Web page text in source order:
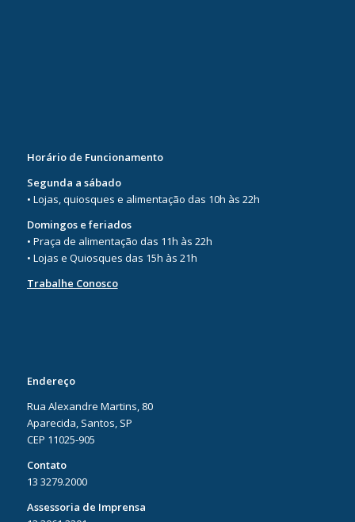
Horário de Funcionamento
Segunda a sábado
• Lojas, quiosques e alimentação das 10h às 22h
Domingos e feriados
• Praça de alimentação das 11h às 22h
• Lojas e Quiosques das 15h às 21h
Trabalhe Conosco
Endereço
Rua Alexandre Martins, 80
Aparecida, Santos, SP
CEP 11025-905
Contato
13 3279.2000
Assessoria de Imprensa